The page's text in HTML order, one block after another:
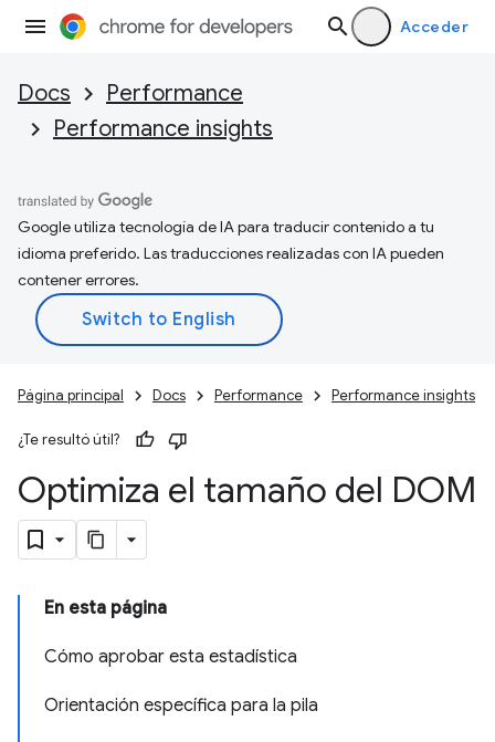
Acceder
Docs
Performance
Performance insights
Google utiliza tecnología de IA para traducir contenido a tu
idioma preferido. Las traducciones realizadas con IA pueden
contener errores.
Página principal Docs Performance Performance insights
¿Te resultó útil?
Optimiza el tamaño del DOM
En esta página
Cómo aprobar esta estadística
Orientación específica para la pila